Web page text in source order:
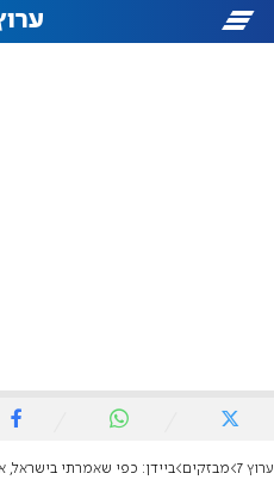
ערוץ 7 מבזקים ביידן: כפי שאמרתי בישראל, אנחנו לא